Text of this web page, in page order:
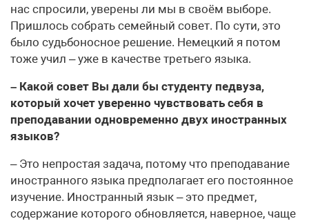
нас спросили, уверены ли мы в своём выборе.
Пришлось собрать семейный совет. По сути, это
было судьбоносное решение. Немецкий я потом
тоже учил – уже в качестве третьего языка.
– Какой совет Вы дали бы студенту педвуза,
который хочет уверенно чувствовать себя в
преподавании одновременно двух иностранных
языков?
– Это непростая задача, потому что преподавание
иностранного языка предполагает его постоянное
изучение. Иностранный язык – это предмет,
содержание которого обновляется, наверное, чаще